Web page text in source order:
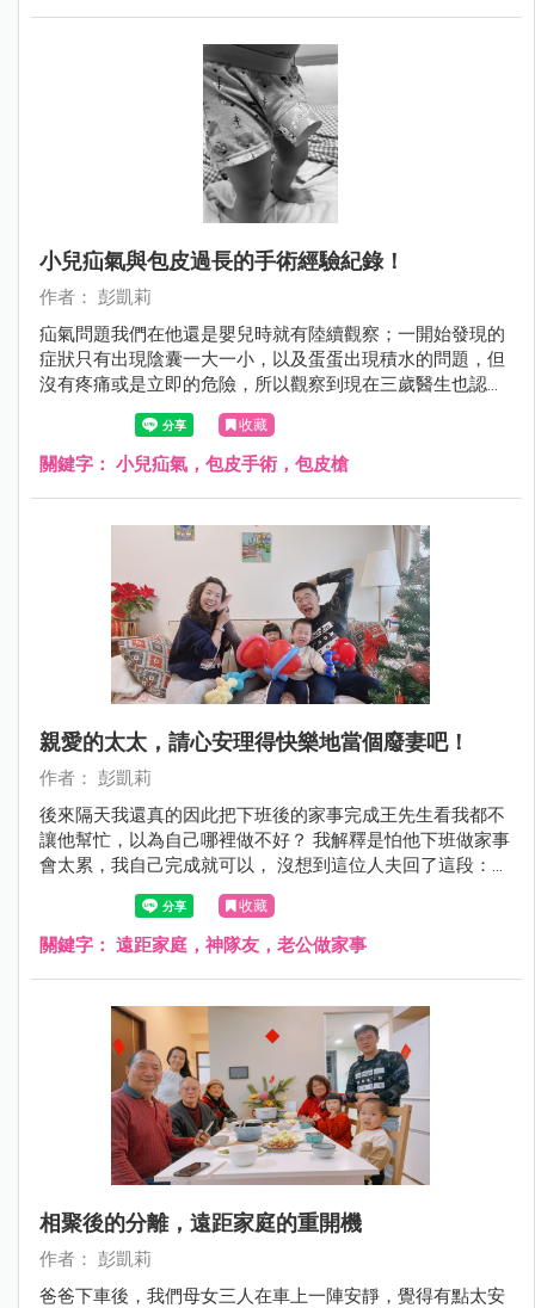
小兒疝氣與包皮過長的手術經驗紀錄！
作者： 彭凱莉
疝氣問題我們在他還是嬰兒時就有陸續觀察；一開始發現的
症狀只有出現陰囊一大一小，以及蛋蛋出現積水的問題，但
沒有疼痛或是立即的危險，所以觀察到現在三歲醫生也認為
無法自癒吸收後，就決定動刀處理，避免日後出現更大的問
題！ 而包皮過長問題，是在小王子兩歲開始自行如廁後發
現，他常常會表示尿尿部位疼痛，後來也常出現發炎和紅腫
收藏
關鍵字： 小兒疝氣，包皮手術，包皮槍
親愛的太太，請心安理得快樂地當個廢妻吧！
作者： 彭凱莉
後來隔天我還真的因此把下班後的家事完成王先生看我都不
讓他幫忙，以為自己哪裡做不好？ 我解釋是怕他下班做家事
會太累，我自己完成就可以， 沒想到這位人夫回了這段：
「我自己一個人住的時候，一樣要下班煮飯、洗碗、洗衣、
打掃家裡，並不會因為回來台灣有老婆在，就覺得這些應該
全部讓妳做！」 就是這段！讓我打從心裡覺得王先生好帥！
收藏
關鍵字： 遠距家庭，神隊友，老公做家事
相聚後的分離，遠距家庭的重開機
作者： 彭凱莉
爸爸下車後，我們母女三人在車上一陣安靜，覺得有點太安